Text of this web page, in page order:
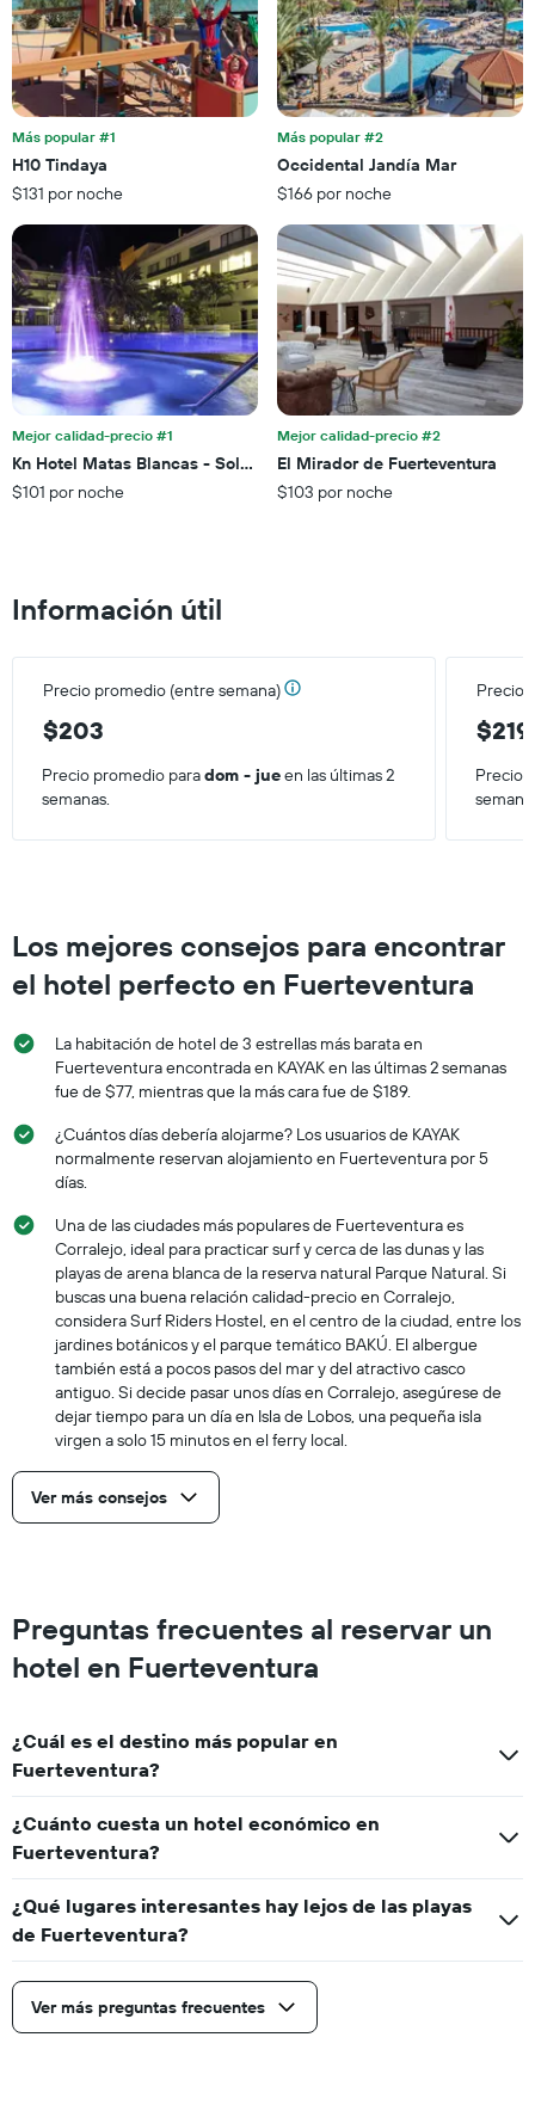
que
indica
el
precio
promedio
de
una
habitación
para
este
de
semana,
calculado
a
partir
de
los
últimos
3 días.
indica
la
cantidad
de
días
que
faltan
para
la
estadía
gráfico
muestra
1
eje
Y
que
indica
precio
promedio
de
Más popular #1
H10 Tindaya
$131 por noche
Más popular #2
Occidental Jandía Mar
$166 por noche
Mejor calidad-precio #1
Kn Hotel Matas Blancas - Solo Adultos
$101 por noche
Mejor calidad-precio #2
El Mirador de Fuerteventura
$103 por noche
Información útil
Precio promedio (entre semana)
$203
Precio
$219
Precio promedio paradom - jueen las últimas 2
semanas.
Precio
Los mejores consejos para encontrar
el hotel perfecto en Fuerteventura
La habitación de hotel de 3 estrellas más barata en
Fuerteventura encontrada en KAYAK en las últimas 2 semanas
fue de $77, mientras que la más cara fue de $189.
¿Cuántos días debería alojarme? Los usuarios de KAYAK
normalmente reservan alojamiento en Fuerteventura por 5
días.
Una de las ciudades más populares de Fuerteventura es
Corralejo, ideal para practicar surf y cerca de las dunas y las
playas de arena blanca de la reserva natural Parque Natural. Si
buscas una buena relación calidad-precio en Corralejo,
considera Surf Riders Hostel, en el centro de la ciudad, entre los
jardines botánicos y el parque temático BAKÚ. El albergue
también está a pocos pasos del mar y del atractivo casco
antiguo. Si decide pasar unos días en Corralejo, asegúrese de
dejar tiempo para un día en Isla de Lobos, una pequeña isla
virgen a solo 15 minutos en el ferry local.
Ver más consejos
Preguntas frecuentes al reservar un
hotel en Fuerteventura
¿Cuál es el destino más popular en
Fuerteventura?
¿Cuánto cuesta un hotel económico en
Fuerteventura?
¿Qué lugares interesantes hay lejos de las playas
de Fuerteventura?
Ver más preguntas frecuentes